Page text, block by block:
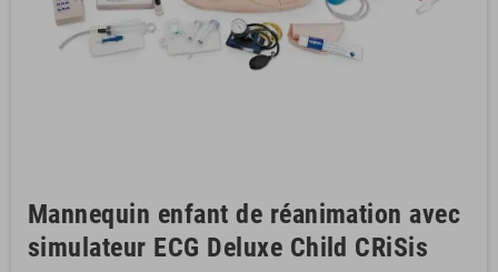
Mannequin enfant de réanimation avec
simulateur ECG Deluxe Child CRiSis